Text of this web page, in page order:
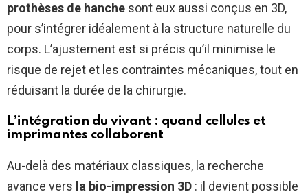
prothèses de hanche sont eux aussi conçus en 3D,
pour s’intégrer idéalement à la structure naturelle du
corps. L’ajustement est si précis qu’il minimise le
risque de rejet et les contraintes mécaniques, tout en
réduisant la durée de la chirurgie.
L’intégration du vivant : quand cellules et
imprimantes collaborent
Au-delà des matériaux classiques, la recherche
avance vers la bio-impression 3D : il devient possible